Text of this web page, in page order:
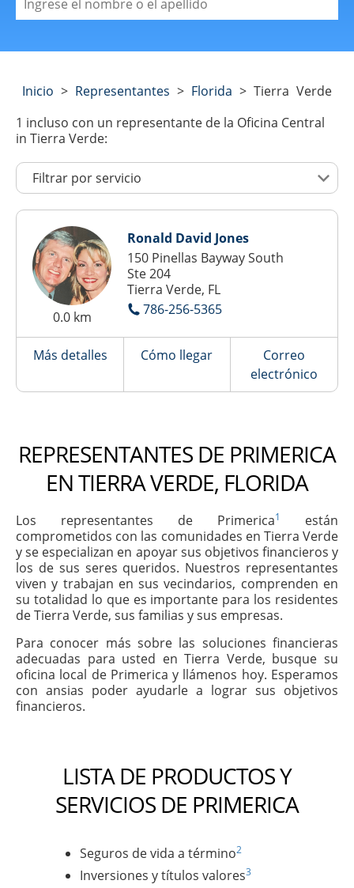
Inicio > Representantes > Florida > Tierra Verde
1 incluso con un representante de la Oficina Central
in Tierra Verde:
0.0 km
Ronald David Jones
150 Pinellas Bayway South
Ste 204
Tierra Verde, FL
786-256-5365
Más detalles Cómo llegar
Correo
electrónico
REPRESENTANTES DE PRIMERICA
EN TIERRA VERDE, FLORIDA
Los representantes de Primerica1
están
comprometidos con las comunidades en Tierra Verde
y se especializan en apoyar sus objetivos financieros y
los de sus seres queridos. Nuestros representantes
viven y trabajan en sus vecindarios, comprenden en
su totalidad lo que es importante para los residentes
de Tierra Verde, sus familias y sus empresas.
Para conocer más sobre las soluciones financieras
adecuadas para usted en Tierra Verde, busque su
oficina local de Primerica y llámenos hoy. Esperamos
con ansias poder ayudarle a lograr sus objetivos
financieros.
LISTA DE PRODUCTOS Y
SERVICIOS DE PRIMERICA
Seguros de vida a término2
Inversiones y títulos valores3